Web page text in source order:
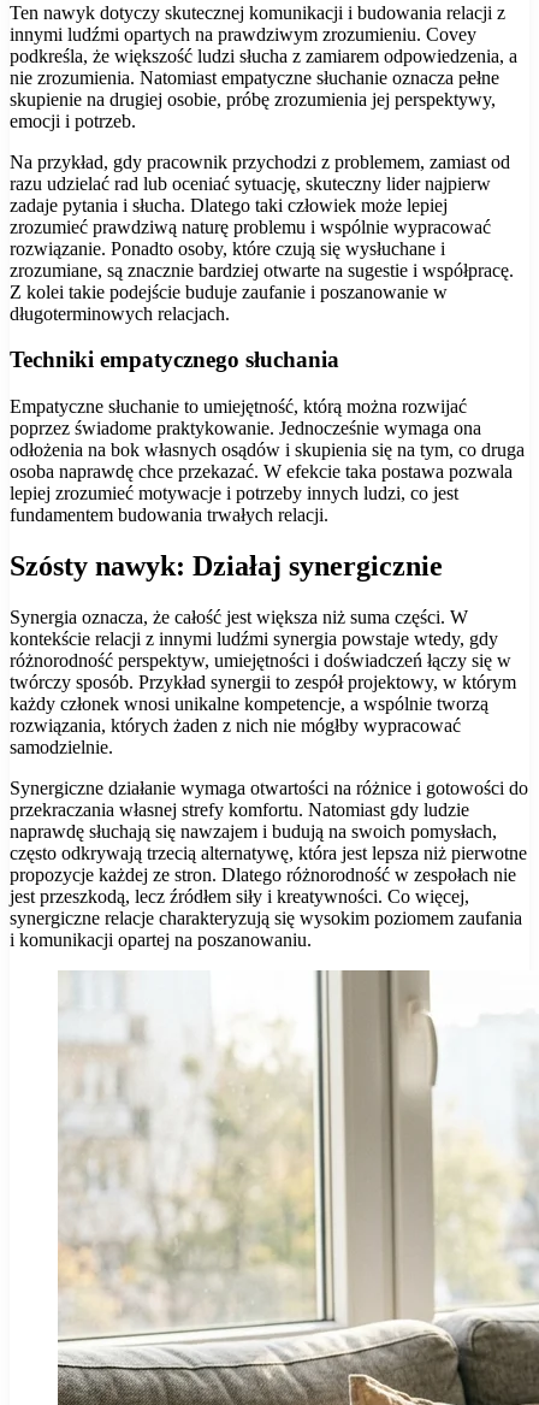
Ten nawyk dotyczy skutecznej komunikacji i budowania relacji z
innymi ludźmi opartych na prawdziwym zrozumieniu. Covey
podkreśla, że większość ludzi słucha z zamiarem odpowiedzenia, a
nie zrozumienia. Natomiast empatyczne słuchanie oznacza pełne
skupienie na drugiej osobie, próbę zrozumienia jej perspektywy,
emocji i potrzeb.
Na przykład, gdy pracownik przychodzi z problemem, zamiast od
razu udzielać rad lub oceniać sytuację, skuteczny lider najpierw
zadaje pytania i słucha. Dlatego taki człowiek może lepiej
zrozumieć prawdziwą naturę problemu i wspólnie wypracować
rozwiązanie. Ponadto osoby, które czują się wysłuchane i
zrozumiane, są znacznie bardziej otwarte na sugestie i współpracę.
Z kolei takie podejście buduje zaufanie i poszanowanie w
długoterminowych relacjach.
Techniki empatycznego słuchania
Empatyczne słuchanie to umiejętność, którą można rozwijać
poprzez świadome praktykowanie. Jednocześnie wymaga ona
odłożenia na bok własnych osądów i skupienia się na tym, co druga
osoba naprawdę chce przekazać. W efekcie taka postawa pozwala
lepiej zrozumieć motywacje i potrzeby innych ludzi, co jest
fundamentem budowania trwałych relacji.
Szósty nawyk: Działaj synergicznie
Synergia oznacza, że całość jest większa niż suma części. W
kontekście relacji z innymi ludźmi synergia powstaje wtedy, gdy
różnorodność perspektyw, umiejętności i doświadczeń łączy się w
twórczy sposób. Przykład synergii to zespół projektowy, w którym
każdy członek wnosi unikalne kompetencje, a wspólnie tworzą
rozwiązania, których żaden z nich nie mógłby wypracować
samodzielnie.
Synergiczne działanie wymaga otwartości na różnice i gotowości do
przekraczania własnej strefy komfortu. Natomiast gdy ludzie
naprawdę słuchają się nawzajem i budują na swoich pomysłach,
często odkrywają trzecią alternatywę, która jest lepsza niż pierwotne
propozycje każdej ze stron. Dlatego różnorodność w zespołach nie
jest przeszkodą, lecz źródłem siły i kreatywności. Co więcej,
synergiczne relacje charakteryzują się wysokim poziomem zaufania
i komunikacji opartej na poszanowaniu.